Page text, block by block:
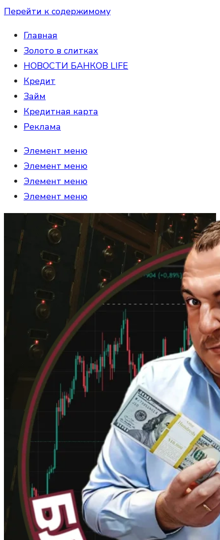
Перейти к содержимому
Главная
Золото в слитках
НОВОСТИ БАНКОВ LIFE
Кредит
Займ
Кредитная карта
Реклама
Элемент меню
Элемент меню
Элемент меню
Элемент меню